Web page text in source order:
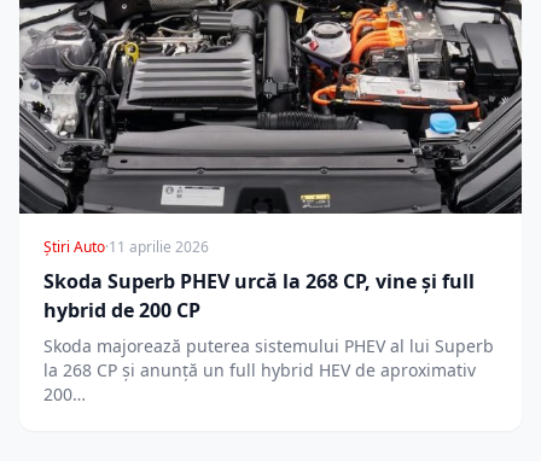
Știri Auto·11 aprilie 2026
Skoda Superb PHEV urcă la 268 CP, vine și full
hybrid de 200 CP
Skoda majorează puterea sistemului PHEV al lui Superb
la 268 CP și anunță un full hybrid HEV de aproximativ
200…